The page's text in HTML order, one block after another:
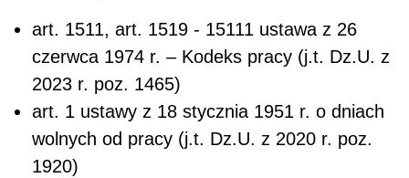
art. 1511, art. 1519 - 15111 ustawa z 26
czerwca 1974 r. – Kodeks pracy (j.t. Dz.U. z
2023 r. poz. 1465)
art. 1 ustawy z 18 stycznia 1951 r. o dniach
wolnych od pracy (j.t. Dz.U. z 2020 r. poz.
1920)